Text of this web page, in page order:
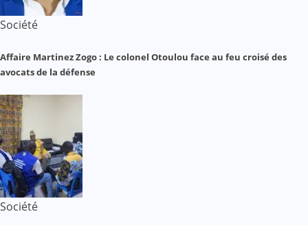
Société
Affaire Martinez Zogo : Le colonel Otoulou face au feu croisé des
avocats de la défense
Société